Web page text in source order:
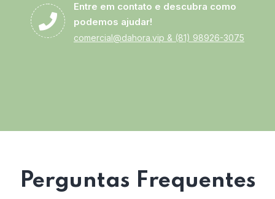
Entre em contato e descubra como
podemos ajudar!
comercial@dahora.vip & (81) 98926-3075
Perguntas Frequentes